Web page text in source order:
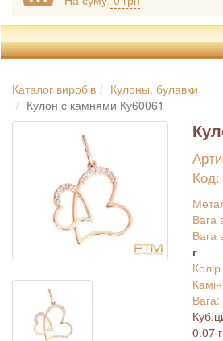
Каталог виробів
Кулоны, булавки
Кулон с камнями Ку60061
Код:
Вага
Вага
г
Вага:
0.07 г